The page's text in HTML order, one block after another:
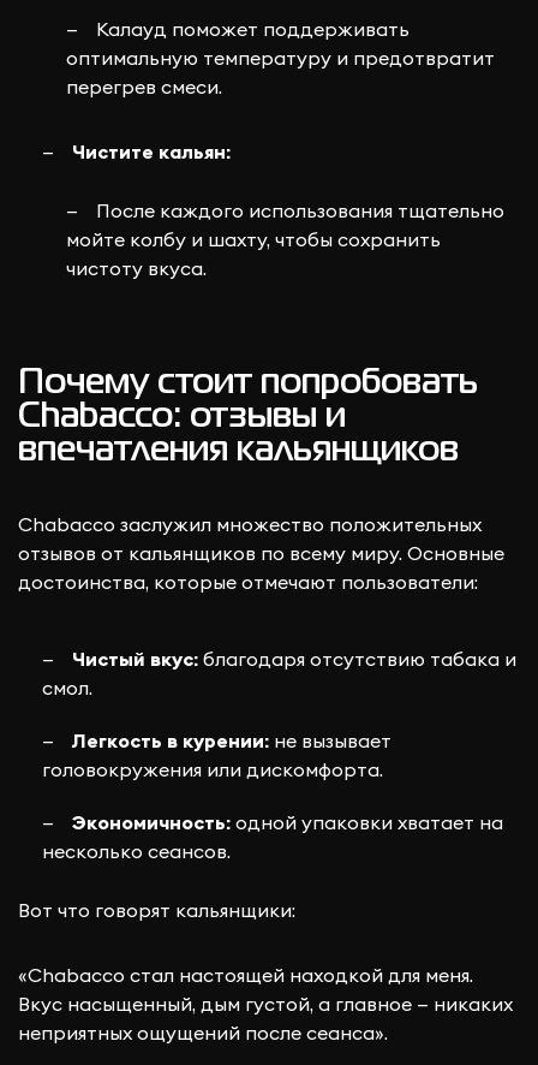
Калауд поможет поддерживать
оптимальную температуру и предотвратит
перегрев смеси.
Чистите кальян:
После каждого использования тщательно
мойте колбу и шахту, чтобы сохранить
чистоту вкуса.
Почему стоит попробовать
Chabacco: отзывы и
впечатления кальянщиков
Chabacco заслужил множество положительных
отзывов от кальянщиков по всему миру. Основные
достоинства, которые отмечают пользователи:
Чистый вкус: благодаря отсутствию табака и
смол.
Легкость в курении: не вызывает
головокружения или дискомфорта.
Экономичность: одной упаковки хватает на
несколько сеансов.
Вот что говорят кальянщики:
«Chabacco стал настоящей находкой для меня.
Вкус насыщенный, дым густой, а главное — никаких
неприятных ощущений после сеанса».